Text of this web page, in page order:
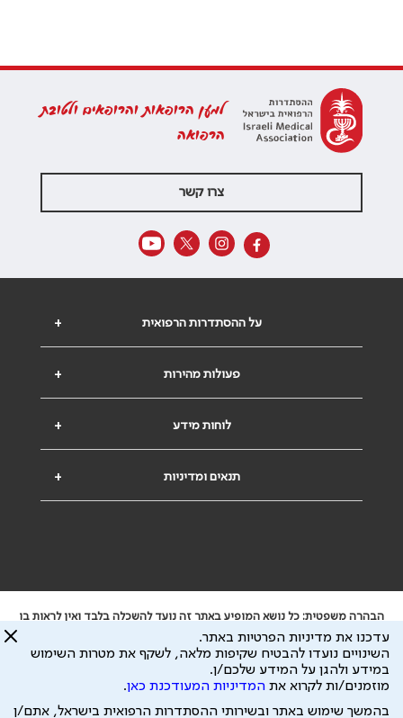
למען הרופאות והרופאים ולטובת
הרפואה
צרו קשר
+ על ההסתדרות הרפואית
+ פעולות מהירות
+ לוחות מידע
+ תנאים ומדיניות
הבהרה משפטית: כל נושא המופיע באתר זה נועד להשכלה בלבד ואין לראות בו
ייעוץ רפואי או משפטי. אין הר"י אחראית לתוכן המתפרסם באתר זה ולכל נזק
שעלול להיגרם.
ידוע לי שהר"י אוספת ושומרת מידע אישי לצורך מתן השרות וכי חלק ממנו עשוי
להיות מועבר לצדדים שלישיים, הכל בכפוף למדיניות הפרטיות
עדכנו את מדיניות הפרטיות באתר.
השינויים נועדו להבטיח שקיפות מלאה, לשקף את מטרות השימוש
במידע ולהגן על המידע שלכם/ן.
מוזמנים/ות לקרוא את המדיניות המעודכנת כאן.
בהמשך שימוש באתר ובשירותי ההסתדרות הרפואית בישראל, אתם/ן